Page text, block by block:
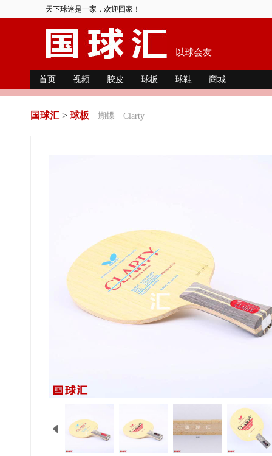
天下球迷是一家，欢迎回家！
以球会友
首页 视频 胶皮 球板 球鞋 商城
国球汇 > 球板 蝴蝶 Clarty